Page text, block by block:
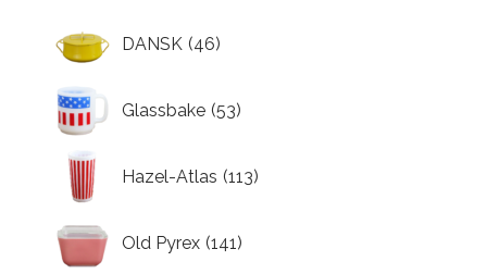
DANSK (46)
Glassbake (53)
Hazel-Atlas (113)
Old Pyrex (141)